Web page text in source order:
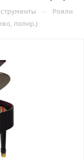
— Рояли
полир.)